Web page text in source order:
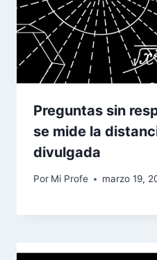
Preguntas sin
se mide la
divulgada
Por Mi Profe marzo 19,